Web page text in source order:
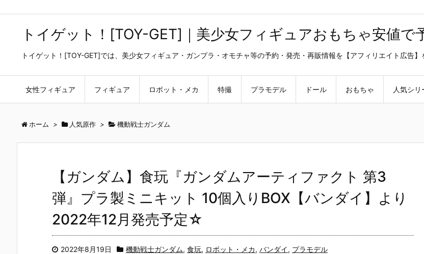
トイゲット！[TOY-GET]｜美少女フィギュアおもちゃ安値で
トイゲット！[TOY-GET]では、美少女フィギュア・ガンプラ・オモチャ等の予約・発売・再販情報を【アフィリエイト広告】
女性フィギュア フィギュア ロボット・メカ 特撮 プラモデル ドール おもちゃ 人気シリ
ホーム > 人気原作 > 機動戦士ガンダム
【ガンダム】食玩『ガンダムアーティファクト 第3
弾』プラ製ミニキット 10個入りBOX【バンダイ】より
2022年12月発売予定☆
2022年8月19日 機動戦士ガンダム, 食玩, ロボット・メカ, バンダイ, プラモデル